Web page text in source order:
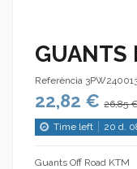
GUANTS
Referència
22,82 € 26,85
Time left 20 d.
Guants Off Road KTM